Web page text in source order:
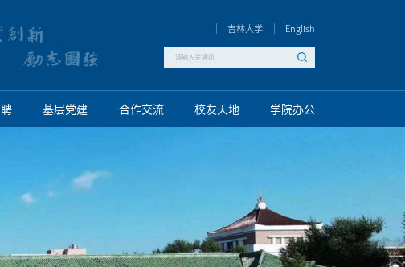
吉林大学 English
基层党建 合作交流 校友天地 学院办公